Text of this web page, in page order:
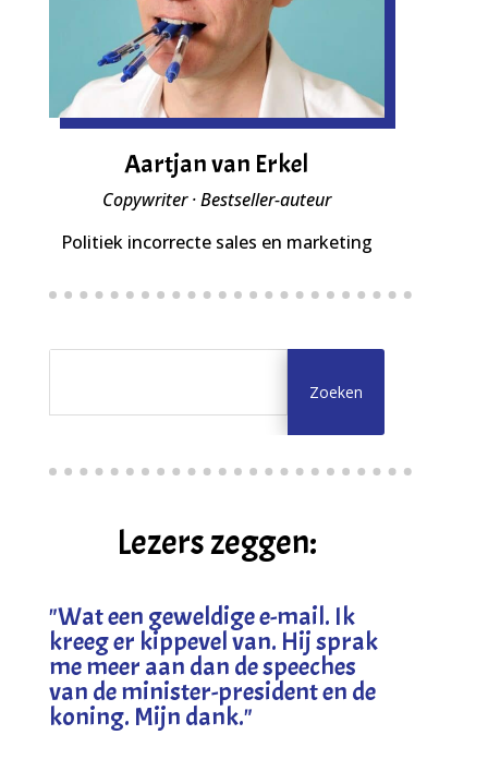
Aartjan van Erkel
Copywriter · Bestseller-auteur
Politiek incorrecte sales en marketing
Lezers zeggen:
"Wat een geweldige e-mail. Ik
kreeg er kippevel van. Hij sprak
me meer aan dan de speeches
van de minister-president en de
koning. Mijn dank."